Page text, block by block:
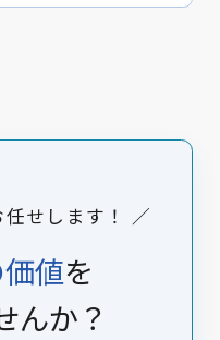
せします！ ／
値を
んか？